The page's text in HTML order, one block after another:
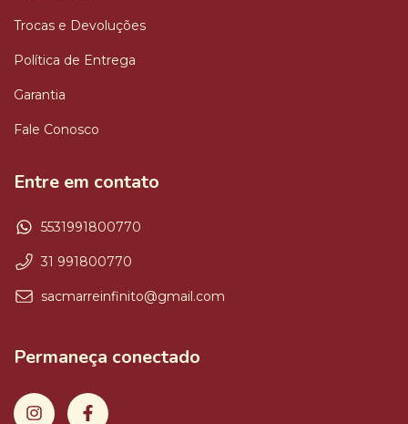
Trocas e Devoluções
Política de Entrega
Garantia
Fale Conosco
Entre em contato
5531991800770
31 991800770
sacmarreinfinito@gmail.com
Permaneça conectado